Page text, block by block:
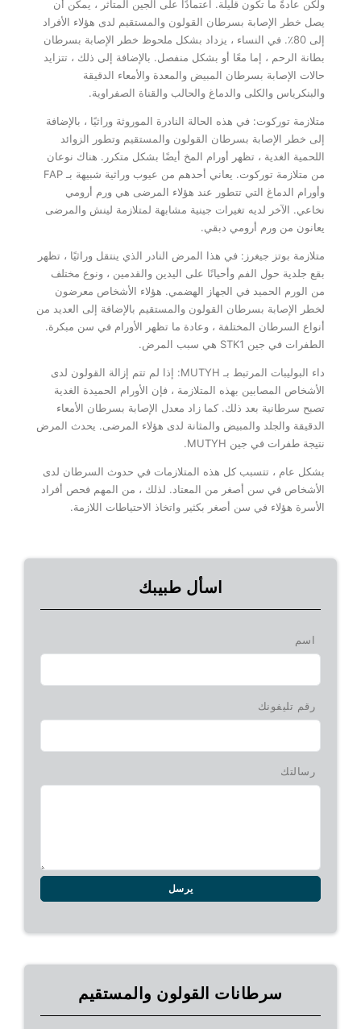
اسأل طبيبك
اسم
رقم تليفونك
رسالتك
يرسل
سرطانات القولون والمستقيم
ولكن عادةً ما تكون قليلة. اعتمادًا على الجين المتأثر ، يمكن أن
يصل خطر الإصابة بسرطان القولون والمستقيم لدى هؤلاء الأفراد
إلى 80٪. في النساء ، يزداد بشكل ملحوظ خطر الإصابة بسرطان
بطانة الرحم ، إما معًا أو بشكل منفصل. بالإضافة إلى ذلك ، تتزايد
حالات الإصابة بسرطان المبيض والمعدة والأمعاء الدقيقة
والبنكرياس والكلى والدماغ والحالب والقناة الصفراوية.
متلازمة توركوت: في هذه الحالة النادرة الموروثة وراثيًا ، بالإضافة
إلى خطر الإصابة بسرطان القولون والمستقيم وتطور الزوائد
اللحمية الغدية ، تظهر أورام المخ أيضًا بشكل متكرر. هناك نوعان
من متلازمة توركوت. يعاني أحدهم من عيوب وراثية شبيهة بـ FAP
وأورام الدماغ التي تتطور عند هؤلاء المرضى هي ورم أرومي
نخاعي. الآخر لديه تغيرات جينية مشابهة لمتلازمة لينش والمرضى
يعانون من ورم أرومي دبقي.
متلازمة بوتز جيغرز: في هذا المرض النادر الذي ينتقل وراثيًا ، تظهر
بقع جلدية حول الفم وأحيانًا على اليدين والقدمين ، ونوع مختلف
من الورم الحميد في الجهاز الهضمي. هؤلاء الأشخاص معرضون
لخطر الإصابة بسرطان القولون والمستقيم بالإضافة إلى العديد من
أنواع السرطان المختلفة ، وعادة ما تظهر الأورام في سن مبكرة.
الطفرات في جين STK1 هي سبب المرض.
داء البوليبات المرتبط بـ MUTYH: إذا لم تتم إزالة القولون لدى
الأشخاص المصابين بهذه المتلازمة ، فإن الأورام الحميدة الغدية
تصبح سرطانية بعد ذلك. كما زاد معدل الإصابة بسرطان الأمعاء
الدقيقة والجلد والمبيض والمثانة لدى هؤلاء المرضى. يحدث المرض
نتيجة طفرات في جين MUTYH.
بشكل عام ، تتسبب كل هذه المتلازمات في حدوث السرطان لدى
الأشخاص في سن أصغر من المعتاد. لذلك ، من المهم فحص أفراد
الأسرة هؤلاء في سن أصغر بكثير واتخاذ الاحتياطات اللازمة.